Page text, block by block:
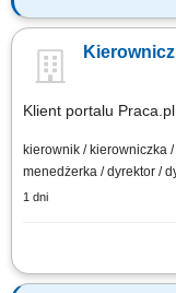
Zakres obowiązków:
Budowanie strategii
indywidualnych planów
Klient portalu Praca.pl
kierownik / kierowniczka
menedżerka / dyrektor /
1 dni
Nadzór nad